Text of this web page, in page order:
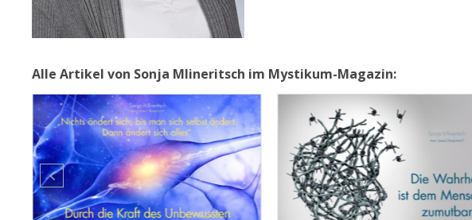
Alle Artikel von Sonja Mlineritsch im Mystikum-Magazin: